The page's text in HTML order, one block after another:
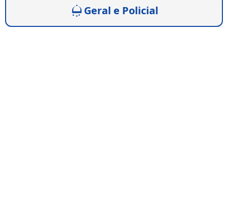
Geral e Policial